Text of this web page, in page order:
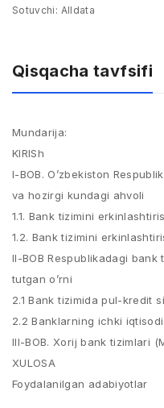
Sotuvchi: Alldata
Qisqacha tavfsifi
Mundarija:
KIRISh
I-BOB. O’zbekiston
va hozirgi kundagi ahvoli
1.1. Bank tizimini
1.2. Bank tizimini
II-BOB Respublikadagi
tutgan o’rni
2.1 Bank tizimida pul-kredit
2.2 Banklarning ichki
III-BOB. Xorij bank tizimlari
XULOSA
Foydalanilgan adabiyotlar